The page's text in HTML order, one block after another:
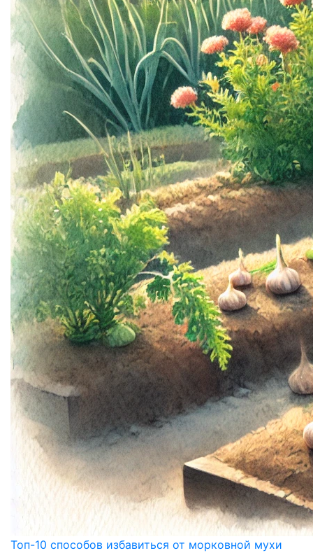
Топ-10 способов избавиться от морковной мухи